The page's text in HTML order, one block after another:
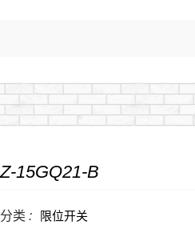
Z-15GQ21-B
分类 : 限位开关